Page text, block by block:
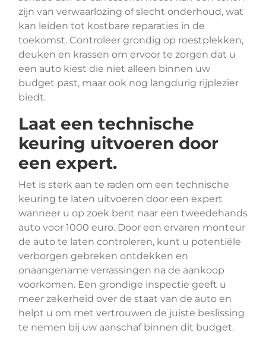
zijn van verwaarlozing of slecht onderhoud, wat
kan leiden tot kostbare reparaties in de
toekomst. Controleer grondig op roestplekken,
deuken en krassen om ervoor te zorgen dat u
een auto kiest die niet alleen binnen uw
budget past, maar ook nog langdurig rijplezier
biedt.
Laat een technische
keuring uitvoeren door
een expert.
Het is sterk aan te raden om een technische
keuring te laten uitvoeren door een expert
wanneer u op zoek bent naar een tweedehands
auto voor 1000 euro. Door een ervaren monteur
de auto te laten controleren, kunt u potentiële
verborgen gebreken ontdekken en
onaangename verrassingen na de aankoop
voorkomen. Een grondige inspectie geeft u
meer zekerheid over de staat van de auto en
helpt u om met vertrouwen de juiste beslissing
te nemen bij uw aanschaf binnen dit budget.